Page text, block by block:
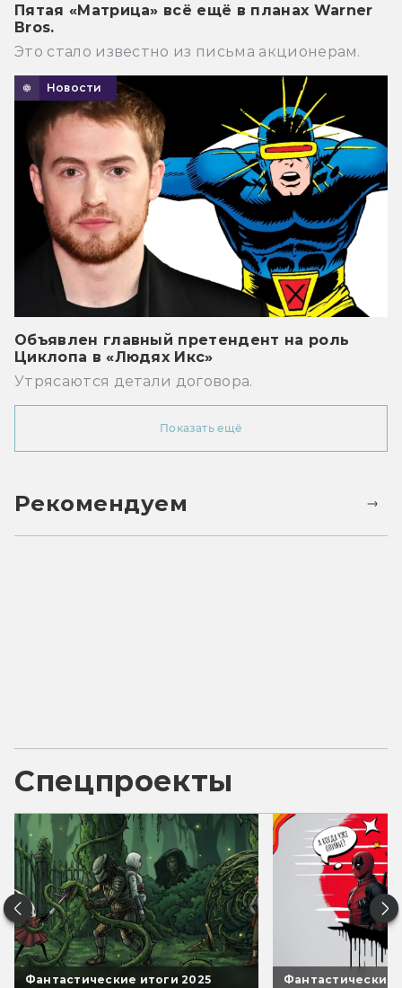
Пятая «Матрица» всё ещё в планах Warner
Bros.
Это стало известно из письма акционерам.
Новости
Объявлен главный претендент на роль
Циклопа в «Людях Икс»
Утрясаются детали договора.
Показать ещё
Рекомендуем
Спецпроекты
Фантастические итоги 2025 Фантастические